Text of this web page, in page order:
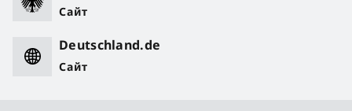
Сайт
Deutschland.de
Сайт